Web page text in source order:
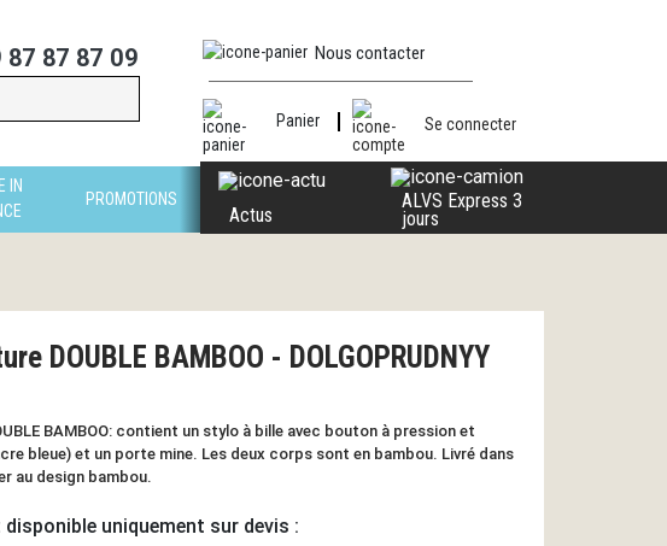
87 87 87 09 Nous contacter
Panier Se connecter
IN
PROMOTIONS
Actus
ALVS Express 3
jours
DOUBLE BAMBOO - DOLGOPRUDNYY
BAMBOO: contient un stylo à bille avec bouton à pression et
bleue) et un porte mine. Les deux corps sont en bambou. Livré dans
au design bambou.
uniquement sur devis :